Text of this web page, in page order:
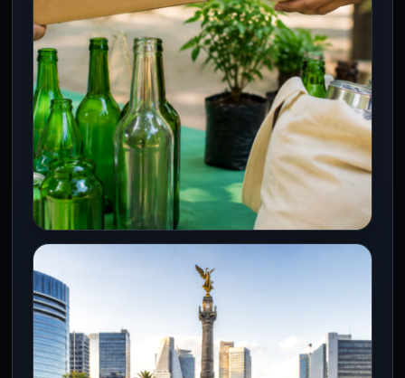
¿Tienes residuos reciclables?
Sedema invita al Mercado de
Trueque en Iztacalco
8 Ago 2026
La Secretaría del Medio Ambiente de la